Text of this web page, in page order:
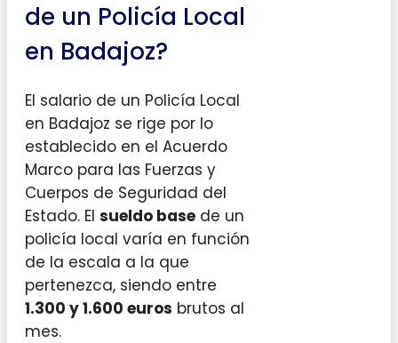
de un Policía Local
en Badajoz?
El salario de un Policía Local
en Badajoz se rige por lo
establecido en el Acuerdo
Marco para las Fuerzas y
Cuerpos de Seguridad del
Estado. El sueldo base de un
policía local varía en función
de la escala a la que
pertenezca, siendo entre
1.300 y 1.600 euros brutos al
mes.